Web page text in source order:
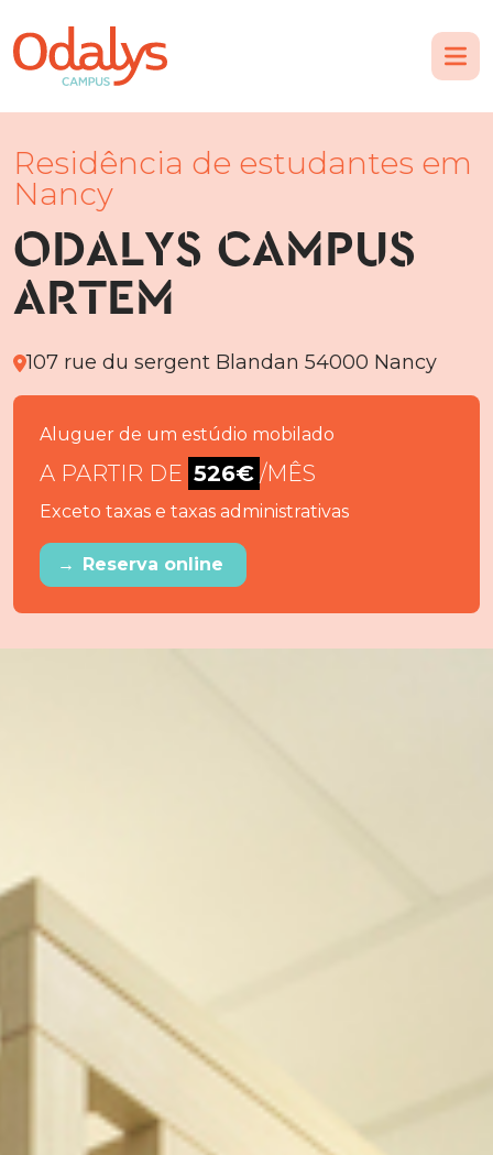
Residência de estudantes em
Nancy
ODALYS CAMPUS
ARTEM
107 rue du sergent Blandan 54000 Nancy
Aluguer de um estúdio mobilado
A PARTIR DE 526€ /MÊS
Exceto taxas e taxas administrativas
→ Reserva online